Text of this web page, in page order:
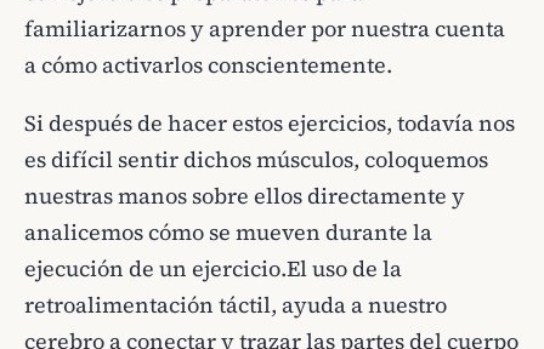
familiarizarnos y aprender por nuestra cuenta
a cómo activarlos conscientemente.
Si después de hacer estos ejercicios, todavía nos
es difícil sentir dichos músculos, coloquemos
nuestras manos sobre ellos directamente y
analicemos cómo se mueven durante la
ejecución de un ejercicio.El uso de la
retroalimentación táctil, ayuda a nuestro
cerebro a conectar y trazar las partes del cuerpo